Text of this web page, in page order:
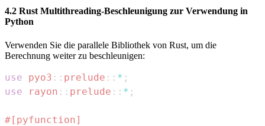
4.2 Rust Multithreading-Beschleunigung zur Verwendung in
Python
Verwenden Sie die parallele Bibliothek von Rust, um die
Berechnung weiter zu beschleunigen:
use pyo3 :: prelude :: * ;
use
rayon :: prelude :: * ;
#[pyfunction]